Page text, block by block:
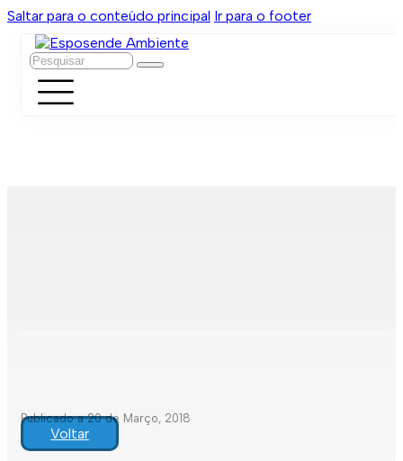
Saltar para o conteúdo principal Ir para o footer
Pesquisar
Publicado a 20 de Março, 2018
Voltar